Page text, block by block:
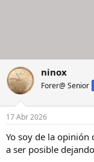
ninox
Forer@ Senior
17 Abr 2026
Yo soy de la opinión
a ser posible